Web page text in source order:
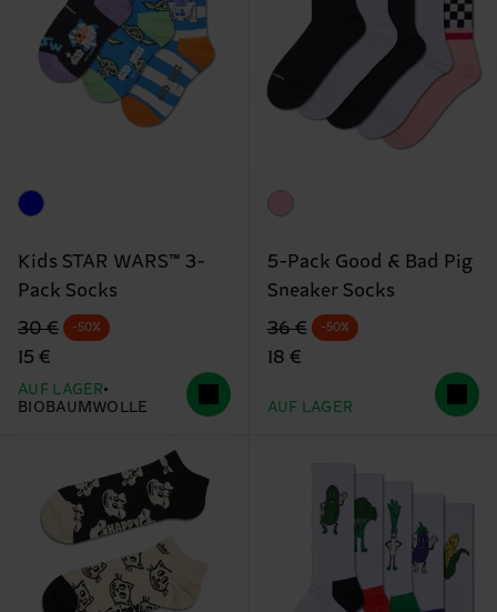
Kids STAR WARS™ 3-
Pack Socks
Originalpreis
30 €
Reduzierter Preis
15 €
-50%
AUF LAGER
BIOBAUMWOLLE
5-Pack Good & Bad Pig
Sneaker Socks
Originalpreis
36 €
Reduzierter Preis
18 €
-50%
AUF LAGER